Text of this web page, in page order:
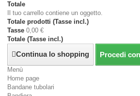
Totale
Il tuo carrello contiene un oggetto.
Totale prodotti (Tasse incl.)
Tasse 0,00 €
Totale (Tasse incl.)
Continua lo shopping Procedi
Menù
Home page
Bandane tubolari